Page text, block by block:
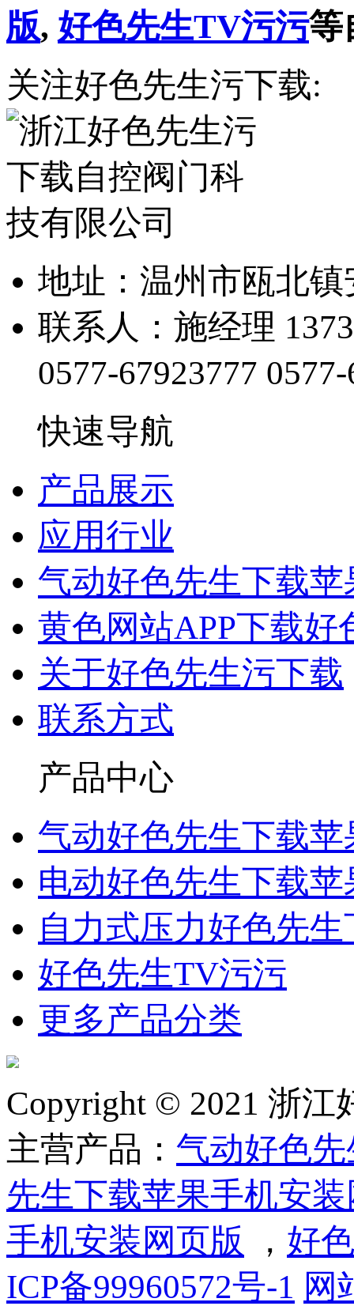
版, 好色先生TV污污等
关注好色先生污下载:
地址：温州市瓯北
联系人：施经理
0577-67923777
快速导航
产品展示
应用行业
气动好色先生下载
黄色网站APP下载好
关于好色先生污下载
联系方式
产品中心
气动好色先生下载
电动好色先生下载
自力式压力好色先
好色先生TV污污
更多产品分类
Copyright © 2021 浙
主营产品： 气动好色
先生下载苹果手机安
手机安装网页版
， 好
ICP备99960572号-1 网